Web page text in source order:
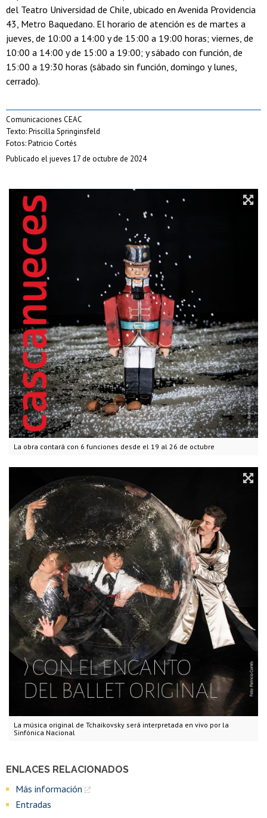
La obra contará con 6 funciones desde el 19 al 26 de octubre
La música original de Tchaikovsky será interpretada en vivo por la
Sinfónica Nacional
ENLACES RELACIONADOS
Más información
Entradas
del Teatro Universidad de Chile, ubicado en Avenida Providencia
43, Metro Baquedano. El horario de atención es de martes a
jueves, de 10:00 a 14:00 y de 15:00 a 19:00 horas; viernes, de
10:00 a 14:00 y de 15:00 a 19:00; y sábado con función, de
15:00 a 19:30 horas (sábado sin función, domingo y lunes,
cerrado).
Comunicaciones CEAC
Texto: Priscilla Springinsfeld
Fotos: Patricio Cortés
Publicado el jueves 17 de octubre de 2024